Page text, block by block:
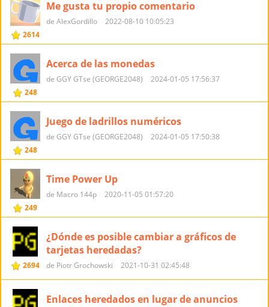
2614
Me gusta tu propio comentario
de AlexGordillo 2022-08-10 10:05:23
248
Acerca de las monedas
de GGY GTse (GEORGE2048) 2024-01-05 17:56:37
248
Juego de ladrillos numéricos
de GGY GTse (GEORGE2048) 2024-01-05 17:50:38
249
Time Power Up
de Macro 144p 2020-11-05 01:57:20
2694
¿Dónde es posible cambiar a gráficos de
tarjetas heredadas?
de Piotr Grochowski 2021-10-31 02:45:48
Enlaces heredados en lugar de anuncios